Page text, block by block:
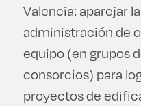
Valencia: aparejar
administración de
equipo (en grupos
consorcios) para
proyectos de